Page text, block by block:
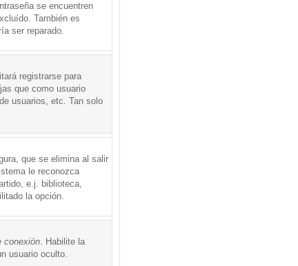
se encuentren
También es
ser reparado.
registrarse para
que como usuario
usuarios, etc. Tan solo
que se elimina al salir
le reconozca
e.j. biblioteca,
la opción.
conexión. Habilite la
usuario oculto.